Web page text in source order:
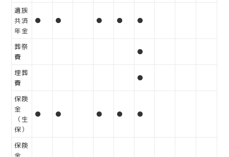
遺族
共済
年金
● ● ● ● ●
葬祭
費
●
埋葬
費
●
保険
金
（生
保）
● ● ● ● ●
保険